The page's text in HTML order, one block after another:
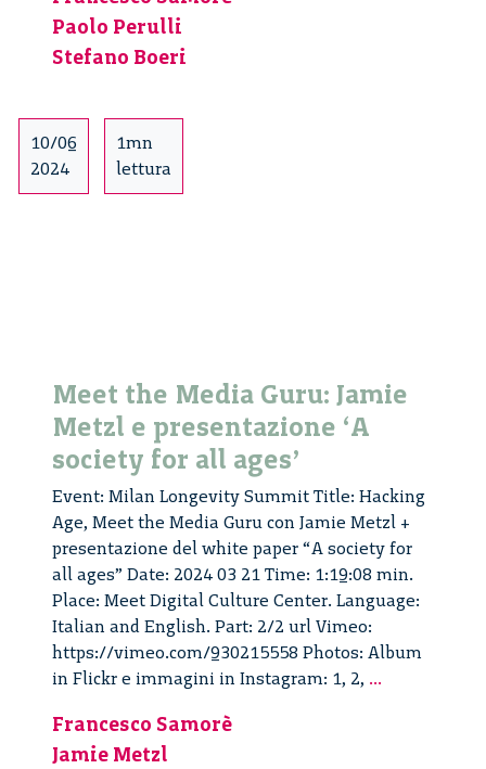
Paolo Perulli
Stefano Boeri
10/06
2024
1mn
lettura
Meet the Media Guru: Jamie
Metzl e presentazione ‘A
society for all ages’
Event: Milan Longevity Summit Title: Hacking
Age, Meet the Media Guru con Jamie Metzl +
presentazione del white paper “A society for
all ages” Date: 2024 03 21 Time: 1:19:08 min.
Place: Meet Digital Culture Center. Language:
Italian and English. Part: 2/2 url Vimeo:
https://vimeo.com/930215558 Photos: Album
in Flickr e immagini in Instagram: 1, 2, ...
Francesco Samorè
Jamie Metzl